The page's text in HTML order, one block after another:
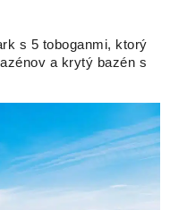
s 5 toboganmi, ktorý
a krytý bazén s